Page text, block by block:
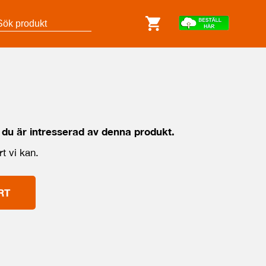
är intresserad av denna produkt.
vi kan.